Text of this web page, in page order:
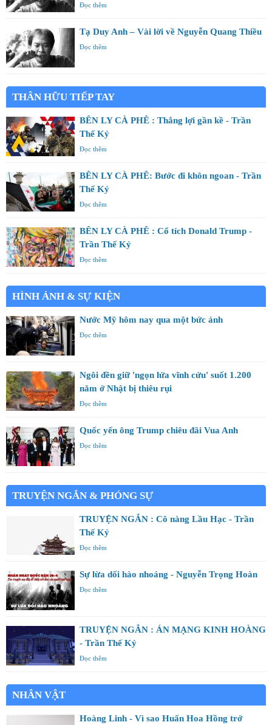
Đọc thêm
Tạ Duy Anh – Vài lời về Nguyễn Quang Thiều
Đọc thêm
THÂN HỮU TIẾP TAY
BÊN LY CÀ PHÊ : Thắng lợi gần kề - Trần
Thế Kỷ
Đọc thêm
BÊN LY CÀ PHÊ: Bước đi khôn ngoan - Trần
Thế Kỷ
Đọc thêm
BÊN LY CÀ PHÊ : Cổ tích Donald Trump -
Trần Thế Kỷ
Đọc thêm
HÌNH ẢNH & SỰ KIỆN
Nước Mỹ hôm nay qua một bức ảnh
Đọc thêm
Ngôi đền giữ 'ngọn lửa vĩnh cửu' suốt 1.200
năm ở Nhật bị thiêu rụi
Đọc thêm
Quốc yến ông Trump chiêu đãi Vua Anh
Đọc thêm
TRUYỆN NGẮN & PHÓNG SỰ
TRUYỆN NGẮN : Cô nàng Lầu Hạc - Trần
Thế Kỷ
Đọc thêm
Sự lừa dối hào nhoáng - Nguyễn Trọng Hoàn
Đọc thêm
TRUYỆN NGẮN : ÁN MẠNG KINH HOÀNG
- Trần Thế Kỷ
Đọc thêm
NHÂN VẬT
Hoàng Linh - Vì sao Huấn Hoa Hồng trở